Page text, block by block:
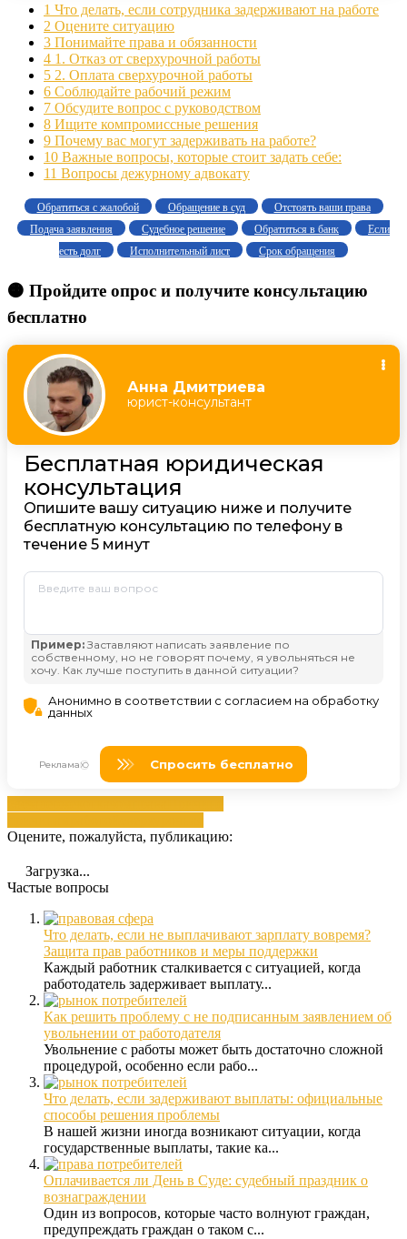
1 Что делать, если сотрудника задерживают на работе
2 Оцените ситуацию
3 Понимайте права и обязанности
4 1. Отказ от сверхурочной работы
5 2. Оплата сверхурочной работы
6 Соблюдайте рабочий режим
7 Обсудите вопрос с руководством
8 Ищите компромиссные решения
9 Почему вас могут задерживать на работе?
10 Важные вопросы, которые стоит задать себе:
11 Вопросы дежурному адвокату
Обратиться с жалобой Обращение в суд
Отстоять ваши права
Подача заявления
Судебное решение Обратиться в банк
Если
есть долг
Исполнительный лист Срок обращения
🟠 Пройдите опрос и получите консультацию
бесплатно
Оцените, пожалуйста, публикацию:
Загрузка...
Частые вопросы
Что делать, если не выплачивают зарплату вовремя?
Защита прав работников и меры поддержки
Каждый работник сталкивается с ситуацией, когда
работодатель задерживает выплату...
Как решить проблему с не подписанным заявлением об
увольнении от работодателя
Увольнение с работы может быть достаточно сложной
процедурой, особенно если рабо...
Что делать, если задерживают выплаты: официальные
способы решения проблемы
В нашей жизни иногда возникают ситуации, когда
государственные выплаты, такие ка...
Оплачивается ли День в Суде: судебный праздник о
вознаграждении
Один из вопросов, которые часто волнуют граждан,
предупреждать граждан о таком с...